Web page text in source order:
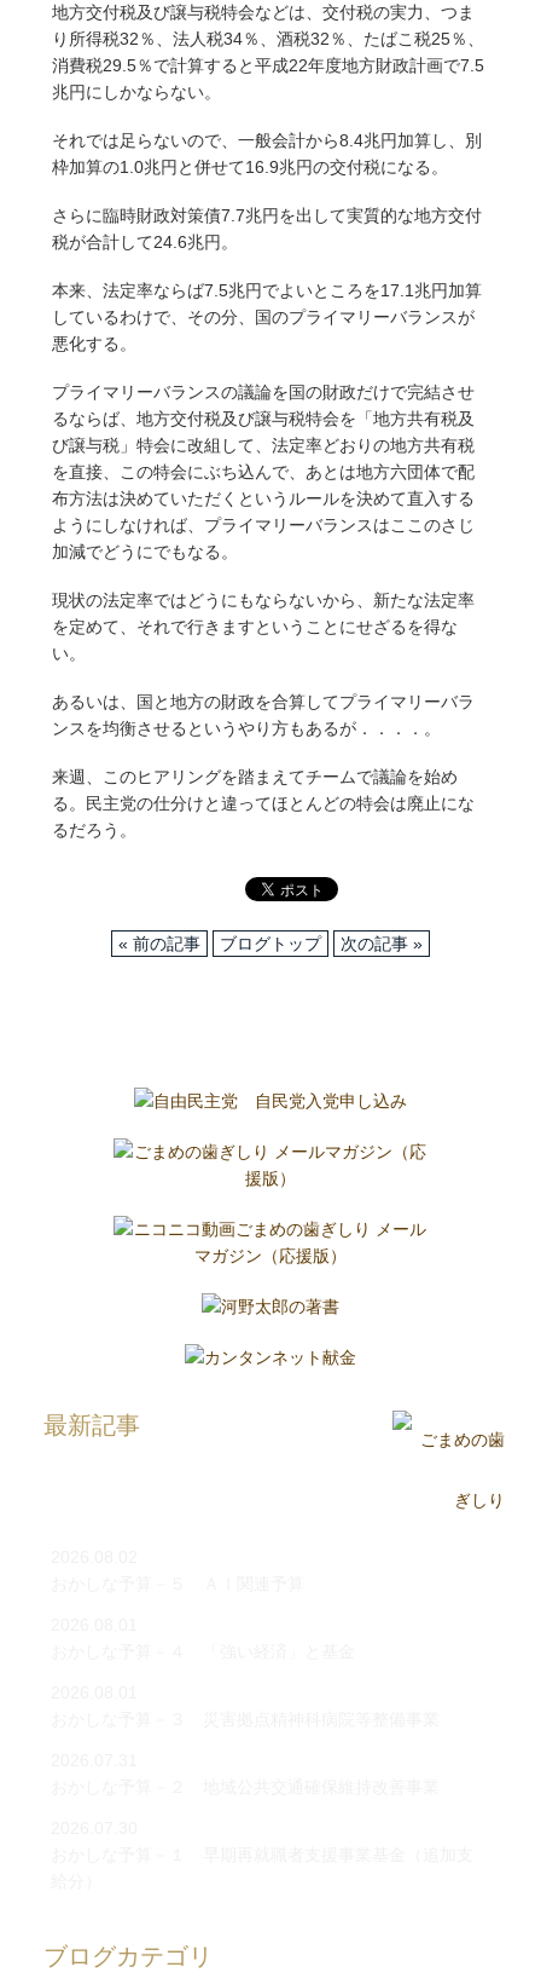
地方交付税及び譲与税特会などは、交付税の実力、つま
り所得税32％、法人税34％、酒税32％、たばこ税25％、
消費税29.5％で計算すると平成22年度地方財政計画で7.5
兆円にしかならない。
それでは足らないので、一般会計から8.4兆円加算し、別
枠加算の1.0兆円と併せて16.9兆円の交付税になる。
さらに臨時財政対策債7.7兆円を出して実質的な地方交付
税が合計して24.6兆円。
本来、法定率ならば7.5兆円でよいところを17.1兆円加算
しているわけで、その分、国のプライマリーバランスが
悪化する。
プライマリーバランスの議論を国の財政だけで完結させ
るならば、地方交付税及び譲与税特会を「地方共有税及
び譲与税」特会に改組して、法定率どおりの地方共有税
を直接、この特会にぶち込んで、あとは地方六団体で配
布方法は決めていただくというルールを決めて直入する
ようにしなければ、プライマリーバランスはここのさじ
加減でどうにでもなる。
現状の法定率ではどうにもならないから、新たな法定率
を定めて、それで行きますということにせざるを得な
い。
あるいは、国と地方の財政を合算してプライマリーバラ
ンスを均衡させるというやり方もあるが．．．．。
来週、このヒアリングを踏まえてチームで議論を始め
る。民主党の仕分けと違ってほとんどの特会は廃止にな
るだろう。
« 前の記事 ブログトップ 次の記事 »
最新記事
ブログカテゴリ